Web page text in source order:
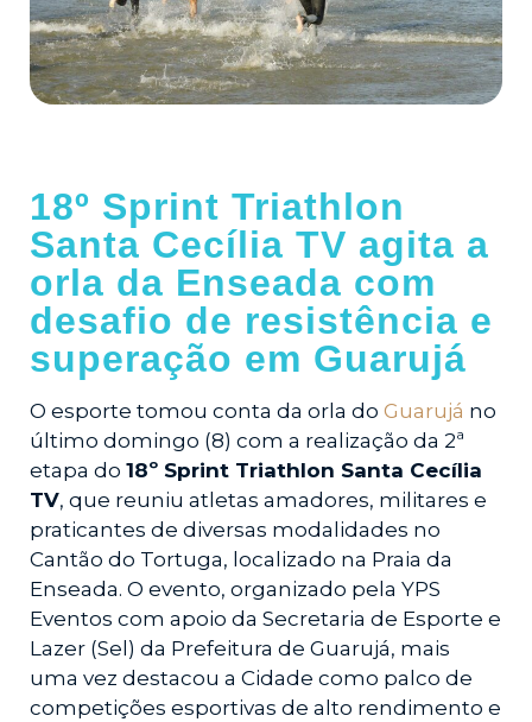
18º Sprint Triathlon
Santa Cecília TV agita a
orla da Enseada com
desafio de resistência e
superação em Guarujá
O esporte tomou conta da orla do Guarujá no
último domingo (8) com a realização da 2ª
etapa do 18º Sprint Triathlon Santa Cecília
TV, que reuniu atletas amadores, militares e
praticantes de diversas modalidades no
Cantão do Tortuga, localizado na Praia da
Enseada. O evento, organizado pela YPS
Eventos com apoio da Secretaria de Esporte e
Lazer (Sel) da Prefeitura de Guarujá, mais
uma vez destacou a Cidade como palco de
competições esportivas de alto rendimento e